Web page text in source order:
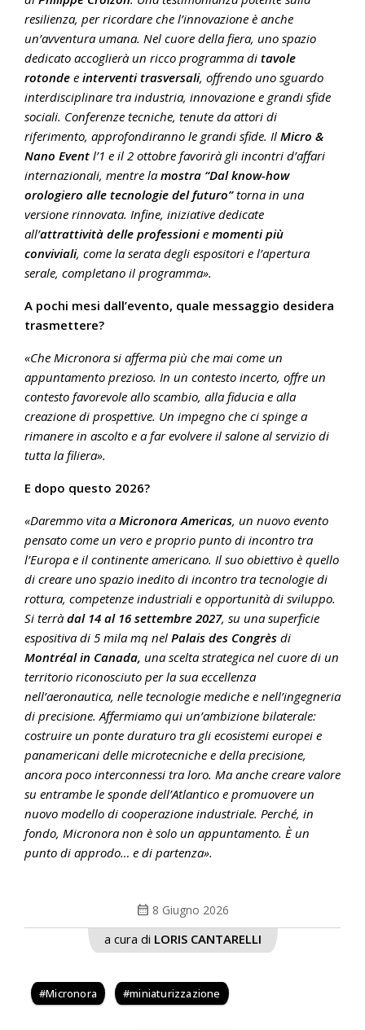
resilienza, per ricordare che l’innovazione è anche
un’avventura umana. Nel cuore della fiera, uno spazio
dedicato accoglierà un ricco programma di tavole
rotonde e interventi trasversali, offrendo uno sguardo
interdisciplinare tra industria, innovazione e grandi sfide
sociali. Conferenze tecniche, tenute da attori di
riferimento, approfondiranno le grandi sfide. Il Micro &
Nano Event l’1 e il 2 ottobre favorirà gli incontri d’affari
internazionali, mentre la mostra “Dal know-how
orologiero alle tecnologie del futuro”torna in una
versione rinnovata. Infine, iniziative dedicate
all’attrattività delle professionie momenti più
conviviali, come la serata degli espositori e l’apertura
serale, completano il programma».
A pochi mesi dall’evento, quale messaggio desidera
trasmettere?
«Che Micronora si afferma più che mai come un
appuntamento prezioso. In un contesto incerto, offre un
contesto favorevole allo scambio, alla fiducia e alla
creazione di prospettive. Un impegno che ci spinge a
rimanere in ascolto e a far evolvere il salone al servizio di
tutta la filiera».
E dopo questo 2026?
«Daremmo vita a Micronora Americas, un nuovo evento
pensato come un vero e proprio punto di incontro tra
l’Europa e il continente americano. Il suo obiettivo è quello
di creare uno spazio inedito di incontro tra tecnologie di
rottura, competenze industriali e opportunità di sviluppo.
Si terrà dal 14 al 16 settembre 2027, su una superficie
espositiva di 5 mila mq nel Palais des Congrès di
Montréal in Canada, una scelta strategica nel cuore di un
territorio riconosciuto per la sua eccellenza
nell’aeronautica, nelle tecnologie mediche e nell’ingegneria
di precisione. Affermiamo qui un’ambizione bilaterale:
costruire un ponte duraturo tra gli ecosistemi europei e
panamericani delle microtecniche e della precisione,
ancora poco interconnessi tra loro. Ma anche creare valore
su entrambe le sponde dell’Atlantico e promuovere un
nuovo modello di cooperazione industriale. Perché, in
fondo, Micronora non è solo un appuntamento. È un
punto di approdo… e di partenza».
calendar_month 8 Giugno 2026
a cura di LORIS CANTARELLI
Micronora miniaturizzazione